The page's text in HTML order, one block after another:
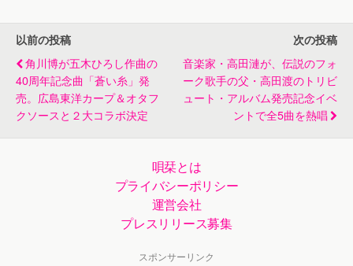
以前の投稿
角川博が五木ひろし作曲の
40周年記念曲「蒼い糸」発
売。広島東洋カープ＆オタフ
クソースと２大コラボ決定
次の投稿
音楽家・高田漣が、伝説のフォ
ーク歌手の父・高田渡のトリビ
ュート・アルバム発売記念イベ
ントで全5曲を熱唱
唄栞とは
プライバシーポリシー
運営会社
プレスリリース募集
スポンサーリンク